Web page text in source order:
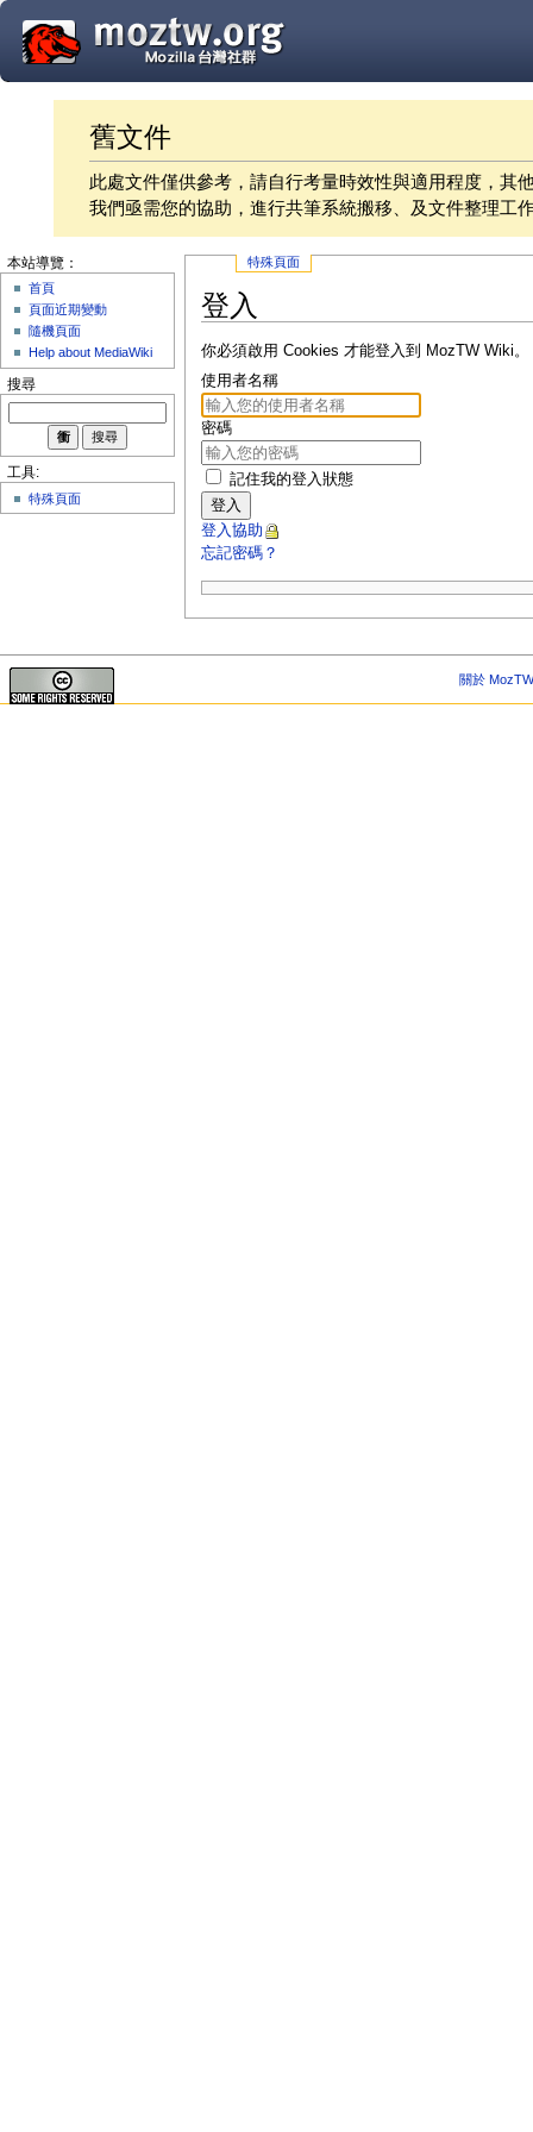
舊文件
此處文件僅供參考，請自行考量時效性與適用程度，其
我們亟需您的協助，進行共筆系統搬移、及文件整理工
特殊頁面
登入
你必須啟用 Cookies 才能登入到 MozTW Wiki。
使用者名稱
密碼
記住我的登入狀態
登入
登入協助
忘記密碼？
本站導覽：
首頁
頁面近期變動
隨機頁面
Help about MediaWiki
搜尋
工具:
特殊頁面
關於